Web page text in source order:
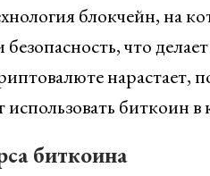
блокчейн, на
что
биткоин
биткоина